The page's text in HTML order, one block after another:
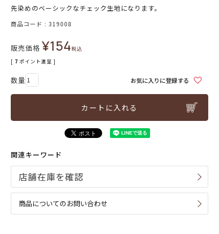
先染めのベーシックなチェック生地になります。
商品コード 319008
販売価格 ¥154税込
[ 7 ポイント進呈 ]
お気に入りに登録する
カートに入れる
関連キーワード
商品についてのお問い合わせ